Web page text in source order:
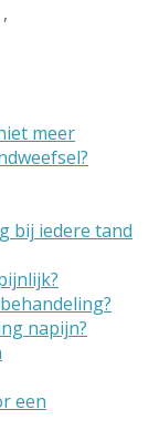
,
meer
bij iedere tand
napijn?
een